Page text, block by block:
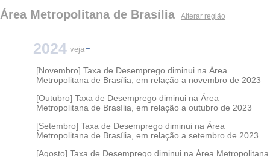
Área Metropolitana de Brasília Alterar região
2024 veja
[Novembro] Taxa de Desemprego diminui na Área
Metropolitana de Brasília, em relação a novembro de 2023
[Outubro] Taxa de Desemprego diminui na Área
Metropolitana de Brasília, em relação a outubro de 2023
[Setembro] Taxa de Desemprego diminui na Área
Metropolitana de Brasília, em relação a setembro de 2023
[Agosto] Taxa de Desemprego diminui na Área Metropolitana